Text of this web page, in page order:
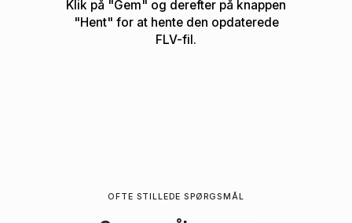
Klik på "Gem" og derefter på knappen
"Hent" for at hente den opdaterede
FLV-fil.
OFTE STILLEDE SPØRGSMÅL